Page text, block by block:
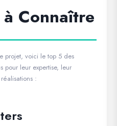
Connaître
projet, voici le top 5 des
pour leur expertise, leur
: